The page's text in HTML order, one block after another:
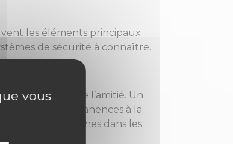
les éléments principaux
de sécurité à connaître.
d’un pot de l’amitié. Un
lors des permanences à la
et dimanches dans les
vous